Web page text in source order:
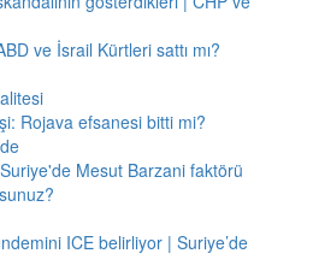
ve İsrail Kürtleri sattı mı?
Rojava efsanesi bitti mi?
Mesut Barzani faktörü
ICE belirliyor | Suriye’de